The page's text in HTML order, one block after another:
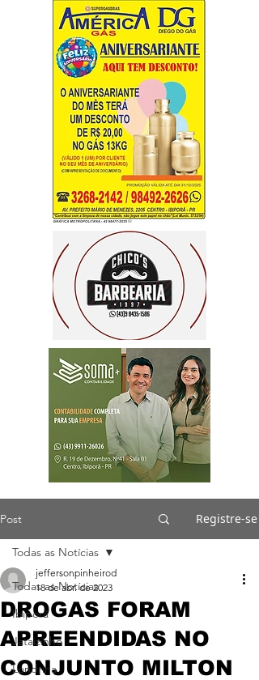
Post Registre-se
Todas as Notícias
Ibiporã
Jataizinho
Londrina
Todas as Notícias
DROGAS FORAM
APREENDIDAS NO
CONJUNTO MILTON
jeffersonpinheirod
18 de abr. de 2023